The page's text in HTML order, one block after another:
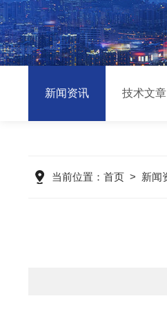
新闻资讯 技术文章
当前位置： 首页> 新闻